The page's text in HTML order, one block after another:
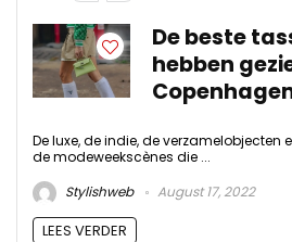
De beste
hebben
De luxe, de indie, de verzamelobjecten
de modeweekscènes die ...
Stylishweb
August 17, 2022
LEES VERDER